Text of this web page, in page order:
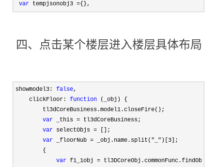
var tempjsonobj3 ={},
四、点击某个楼层进入楼层具体布局
showmodel3: false,
    clickFloor:
function (_obj) {
        tl3dCoreBusiness.model1.closeFire();
var _this = tl3dCoreBusiness;
var selectObjs = [];
var _floorNub = _obj.name.split("_")[3 ];
        {
var f1_1obj =